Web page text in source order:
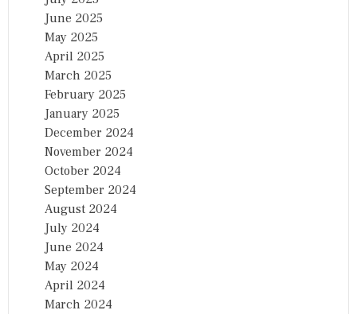
June 2025
May 2025
April 2025
March 2025
February 2025
January 2025
December 2024
November 2024
October 2024
September 2024
August 2024
July 2024
June 2024
May 2024
April 2024
March 2024